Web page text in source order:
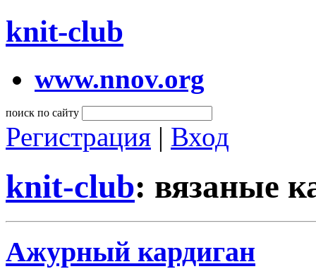
knit-club
www.nnov.org
поиск по сайту
Регистрация | Вход
knit-club: вязаные
Ажурный кардиган